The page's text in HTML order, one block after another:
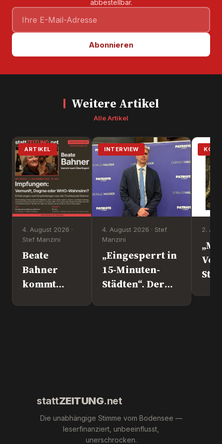
abbestellbar.
Abonnieren
Weitere Artikel
Alle Artikel
ARTIKEL
4. August 2026 ·
Stef Manzini
Beate
Bahner
kommt
INTERVIEW
4. August 2026 · Stef
Manzini
„Eingesperrt in
15-Minuten-
Städten“. Der
2.
Steht
stattZEITUNG.net
Die unabhängige Stimme vom Bodensee —
leserfinanziert, unbeeinflusst,
unerschrocken.